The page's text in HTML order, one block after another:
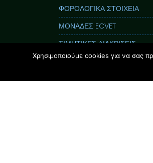
ΦΟΡΟΛΟΓΙΚΑ ΣΤΟΙΧΕΙΑ
ΜΟΝΑΔΕΣ ECVET
ΤΙΜΗΤΙΚΕΣ ΔΙΑΚΡΙΣΕΙΣ
ΕΝΤΥΠΟΣ ΟΔΗΓΟΣ
ΠΑΡΟΥΣΙΑΣΕΙΣ
Χρησιμοποιούμε cookies για να σας